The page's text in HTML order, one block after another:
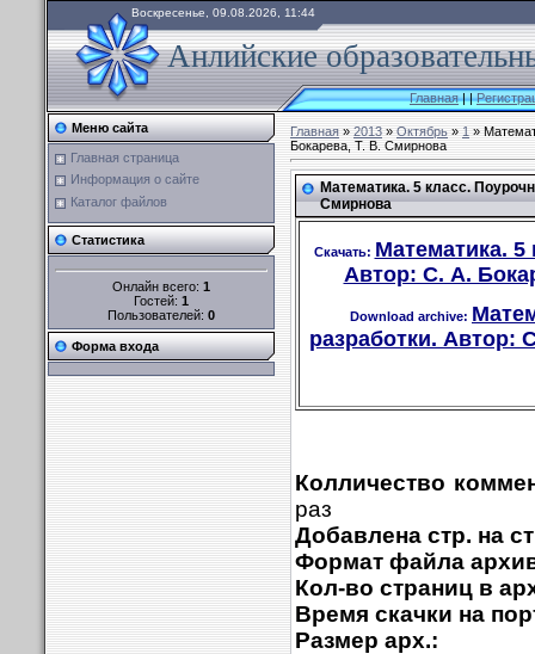
Воскресенье, 09.08.2026, 11:44
Анлийские
Главная||
Меню сайта
Главная страница
Информация о сайте
Каталог файлов
Статистика
Онлайн всего: 1
Гостей: 1
Пользователей: 0
Форма входа
Главная»2013 » Октябрь » 1»
Бокарева, Т. В. Смирнова
Математика. 5 класс.
Смирнова
Скачать: Математика. 5
Автор: С. А.
Download archive:
разработки. Автор:
Колличество
раз
Добавлена стр. на
Формат файла
Кол-во страниц в
Время скачки на
Размер арх.: